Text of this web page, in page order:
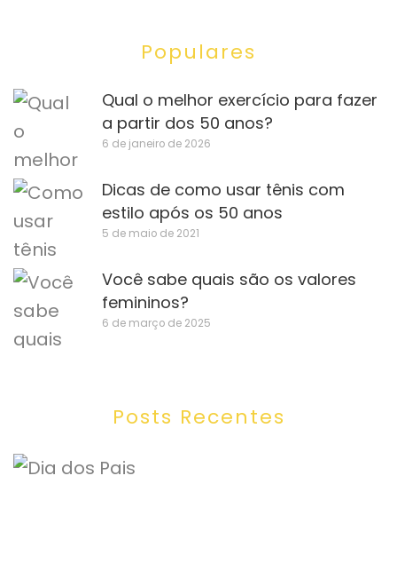
Populares
Qual o melhor exercício para fazer
a partir dos 50 anos?
6 de janeiro de 2026
Dicas de como usar tênis com
estilo após os 50 anos
5 de maio de 2021
Você sabe quais são os valores
femininos?
6 de março de 2025
Posts Recentes